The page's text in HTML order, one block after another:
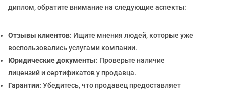
диплом, обратите внимание на следующие аспекты:
Отзывы клиентов: Ищите мнения людей, которые уже
воспользовались услугами компании.
Юридические документы: Проверьте наличие
лицензий и сертификатов у продавца.
Гарантии: Убедитесь, что продавец предоставляет